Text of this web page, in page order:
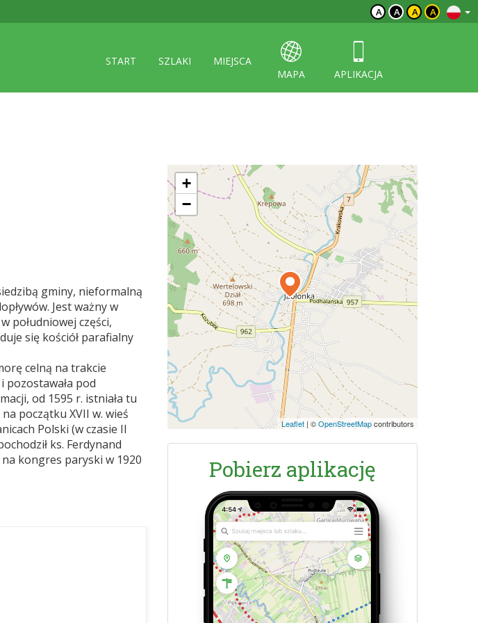
A A A A
START SZLAKI
MIEJSCA
MAPA
APLIKACJA
gminy, nieformalną
Jest ważny w
południowej części,
się kościół parafialny
celną na trakcie
pozostawała pod
od 1595 r. istniała tu
początku XVII w. wieś
Polski (w czasie II
ks. Ferdynand
kongres paryski w 1920
+
−
Leaflet | ©OpenStreetMapcontributors
Pobierz aplikację